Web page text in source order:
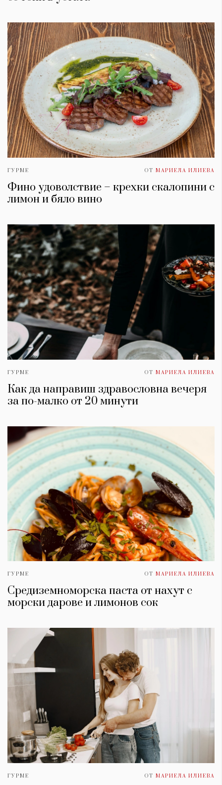
ГУРМЕ ОТ МАРИЕЛА ИЛИЕВА
Фино удоволствие – крехки скалопини с
лимон и бяло вино
ГУРМЕ ОТ МАРИЕЛА ИЛИЕВА
Как да направиш здравословна вечеря
за по-малко от 20 минути
ГУРМЕ ОТ МАРИЕЛА ИЛИЕВА
Средиземноморска паста от нахут с
морски дарове и лимонов сок
ГУРМЕ ОТ МАРИЕЛА ИЛИЕВА